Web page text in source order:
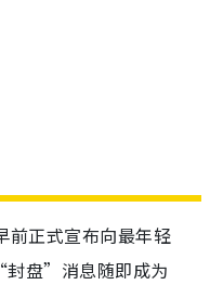
前正式宣布向最年轻
封盘”消息随即成为